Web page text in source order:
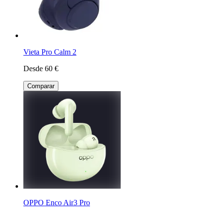
Vieta Pro Calm 2
Desde 60 €
Comparar
OPPO Enco Air3 Pro